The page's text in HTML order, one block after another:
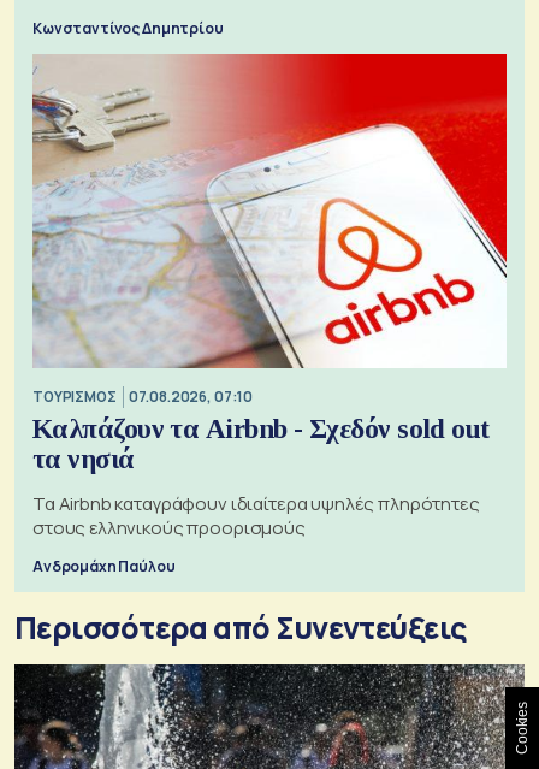
Κωνσταντίνος Δημητρίου
ΤΟΥΡΙΣΜΟΣ 07.08.2026, 07:10
Καλπάζουν τα Airbnb - Σχεδόν sold out
τα νησιά
Τα Airbnb καταγράφουν ιδιαίτερα υψηλές πληρότητες
στους ελληνικούς προορισμούς
Ανδρομάχη Παύλου
Περισσότερα από Συνεντεύξεις
Cookies